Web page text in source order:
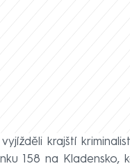
krajští
158 na Kladensko,